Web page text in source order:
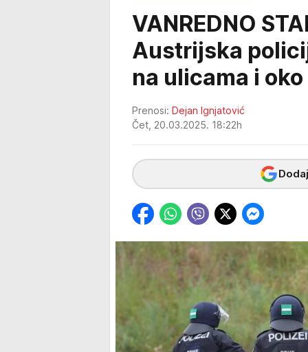
VANREDNO
Austrijska
na ulicama i
Prenosi: Dejan Ignjatović
Čet, 20.03.2025. 18:22h